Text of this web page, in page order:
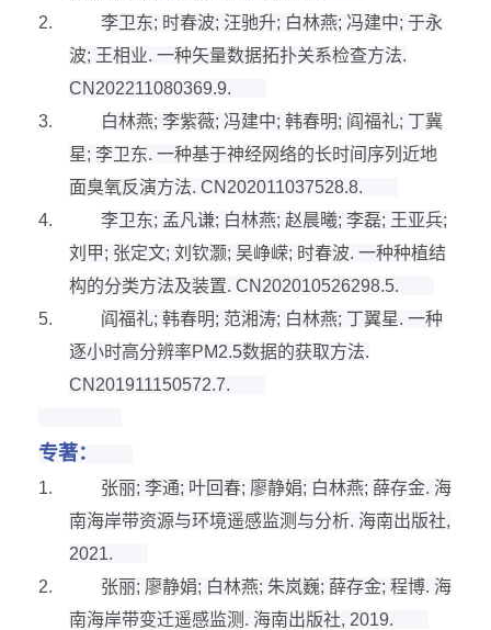
2.
李卫东; 时春波; 汪驰升; 白林燕; 冯建中; 于永
波; 王相业.一种矢量数据拓扑关系检查方法.
CN202211080369.9.
3.
白林燕; 李紫薇; 冯建中; 韩春明; 阎福礼; 丁冀
星;李卫东.一种基于神经网络的长时间序列近地
面臭氧反演方法. CN202011037528.8.
4.
李卫东; 孟凡谦; 白林燕; 赵晨曦; 李磊; 王亚兵;
刘甲; 张定文;刘钦灏; 吴峥嵘; 时春波.一种种植结
构的分类方法及装置. CN202010526298.5.
5.
阎福礼; 韩春明; 范湘涛; 白林燕; 丁翼星. 一种
逐小时高分辨率PM2.5数据的获取方法.
CN201911150572.7.
专著：
1. 张丽; 李通; 叶回春; 廖静娟; 白林燕; 薛存金. 海
南海岸带资源与环境遥感监测与分析. 海南出版社,
2021.
2.
张丽; 廖静娟; 白林燕; 朱岚巍; 薛存金; 程博. 海
南海岸带变迁遥感监测 . 海南出版社, 2019.